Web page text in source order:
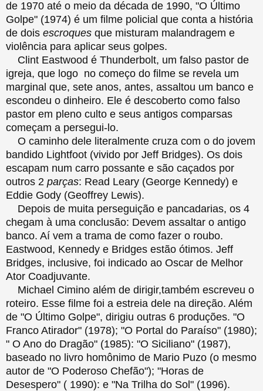
de 1970 até o meio da década de 1990, "O Último
Golpe" (1974) é um filme policial que conta a história
de dois escroques que misturam malandragem e
violência para aplicar seus golpes.
Clint Eastwood é Thunderbolt, um falso pastor de
igreja, que logo no começo do filme se revela um
marginal que, sete anos, antes, assaltou um banco e
escondeu o dinheiro. Ele é descoberto como falso
pastor em pleno culto e seus antigos comparsas
começam a persegui-lo.
O caminho dele literalmente cruza com o do jovem
bandido Lightfoot (vivido por Jeff Bridges). Os dois
escapam num carro possante e são caçados por
outros 2 parças: Read Leary (George Kennedy) e
Eddie Gody (Geoffrey Lewis).
Depois de muita perseguição e pancadarias, os 4
chegam à uma conclusão: Devem assaltar o antigo
banco. Aí vem a trama de como fazer o roubo.
Eastwood, Kennedy e Bridges estão ótimos. Jeff
Bridges, inclusive, foi indicado ao Oscar de Melhor
Ator Coadjuvante.
Michael Cimino além de dirigir,também escreveu o
roteiro. Esse filme foi a estreia dele na direção. Além
de "O Último Golpe", dirigiu outras 6 produções. "O
Franco Atirador" (1978); "O Portal do Paraíso" (1980);
" O Ano do Dragão" (1985): "O Siciliano" (1987),
baseado no livro homônimo de Mario Puzo (o mesmo
autor de "O Poderoso Chefão"); "Horas de
Desespero" ( 1990): e "Na Trilha do Sol" (1996).